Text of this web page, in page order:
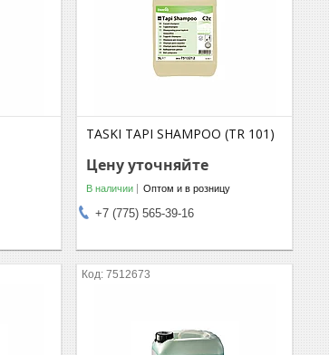
TASKI TAPI SHAMPOO (TR 101)
Цену уточняйте
В наличии Оптом и в розницу
+7 (775) 565-39-16
7512673